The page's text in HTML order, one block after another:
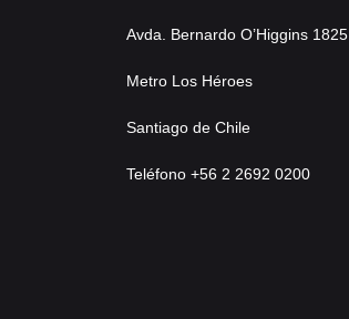
Avda. Bernardo O’Higgins 1825
Metro Los Héroes
Santiago de Chile
Teléfono +56 2 2692 0200